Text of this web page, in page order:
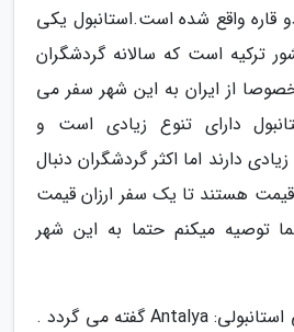
قاره واقع شده است.استانبول یکی
ترکیه است که سالانه گردشگران
از ایران به این شهر سفر می
دارای تنوع زیادی است و
دارند اما اکثر گردشگران دنبال
هستند تا یک سفر ارزان قیمت
توصیه میکنم حتما به این شهر
آنتالیا : که به زبان ترکی استانبولی: Antalya گفته می گردد .